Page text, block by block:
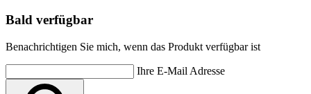
Bald verfügbar
Benachrichtigen Sie mich, wenn das Produkt verfügbar ist
Ihre E-Mail Adresse